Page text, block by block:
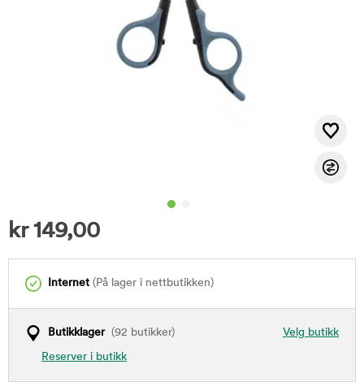
kr149,00
Internet (På lager i nettbutikken)
Velg butikk
Butikklager(92 butikker)
Reserver i butikk